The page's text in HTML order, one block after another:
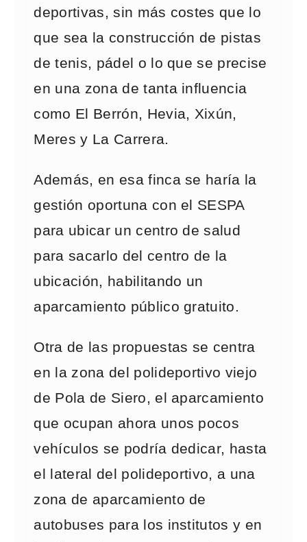
deportivas, sin más costes que lo
que sea la construcción de pistas
de tenis, pádel o lo que se precise
en una zona de tanta influencia
como El Berrón, Hevia, Xixún,
Meres y La Carrera.
Además, en esa finca se haría la
gestión oportuna con el SESPA
para ubicar un centro de salud
para sacarlo del centro de la
ubicación, habilitando un
aparcamiento público gratuito.
Otra de las propuestas se centra
en la zona del polideportivo viejo
de Pola de Siero, el aparcamiento
que ocupan ahora unos pocos
vehículos se podría dedicar, hasta
el lateral del polideportivo, a una
zona de aparcamiento de
autobuses para los institutos y en